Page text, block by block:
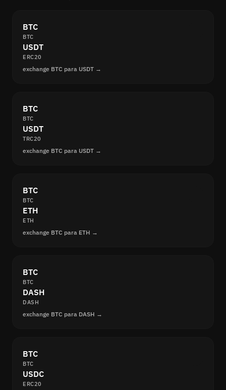
BTC
BTC
USDT
ERC20
exchange BTC para USDT →
BTC
BTC
USDT
TRC20
exchange BTC para USDT →
BTC
BTC
ETH
ETH
exchange BTC para ETH →
BTC
BTC
DASH
DASH
exchange BTC para DASH →
BTC
BTC
USDC
ERC20